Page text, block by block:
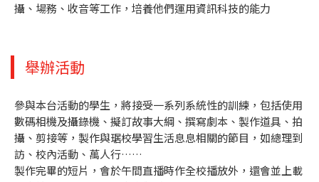
攝、場務、收音等工作，培養他們運用資訊科技的能力
舉辦活動
參與本台活動的學生，將接受一系列系統性的訓練，包括使用
數碼相機及攝錄機、擬訂故事大綱、撰寫劇本、製作道具、拍
攝、剪接等，製作與琚校學習生活息息相關的節目，如總理到
訪、校內活動、萬人行……
製作完畢的短片，會於午間直播時作全校播放外，還會並上載